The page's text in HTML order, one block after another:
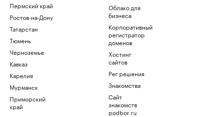
Пермский край
Ростов-на-Дону
Татарстан
Тюмень
Черноземье
Кавказ
Карелия
Мурманск
Приморский
край
Облако для
бизнеса
Корпоративный
регистратор
доменов
Хостинг
сайтов
Рег.решения
Знакомства
Сайт
знакомств
podbor.ru